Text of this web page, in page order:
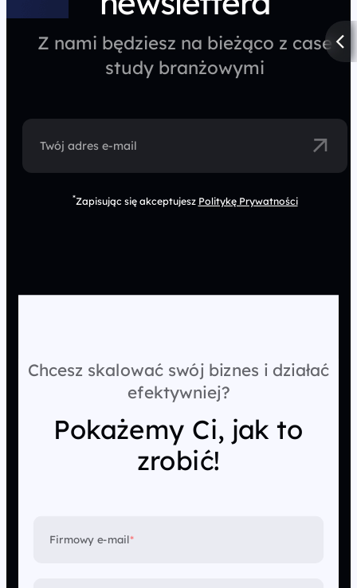
Z nami będziesz na bieżąco z case
study branżowymi
Twój adres e-mail
*Zapisując się akceptujesz Politykę Prywatności
Chcesz skalować swój biznes i działać
efektywniej?
Pokażemy Ci, jak to
zrobić!
Firmowy e-mail*